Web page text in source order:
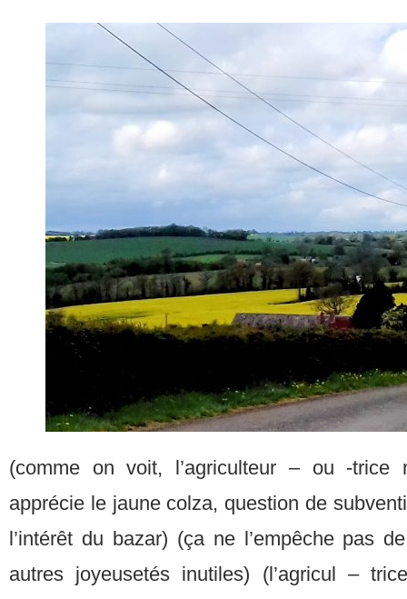
(comme on voit, l’agriculteur – ou -
apprécie le jaune colza, question de
l’intérêt du bazar) (ça ne l’empêche pas
autres joyeusetés inutiles) (l’agricul –